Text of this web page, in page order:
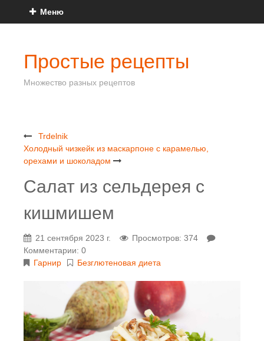
Меню
Простые рецепты
Множество разных рецептов
Trdelnik
Холодный чизкейк из маскарпоне с карамелью,
орехами и шоколадом
Салат из сельдерея с
кишмишем
21 сентября 2023 г.
Просмотров: 374
Комментарии: 0
Гарнир
Безглютеновая диета